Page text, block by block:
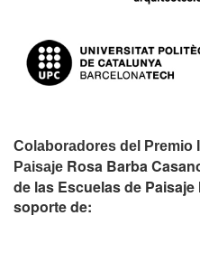
Colaboradores del Premio
Paisaje Rosa Barba
de las Escuelas de
soporte de: